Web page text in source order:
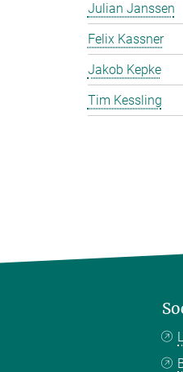
Julian Janssen
Felix Kassner
Jakob Kepke
Tim Kessling